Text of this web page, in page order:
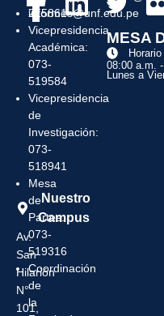
Nuestro
Campus
Av.
San
Hilarión
N°
101,
215861
Vicepresidencia
Académica:
073-
519584
Vicepresidencia
de
Investigación:
073-
518941
Mesa
de
Partes:
073-
519316
Coordinación
de
la
informes@unf.edu.pe
MESA
08:00 a.m.
Lunes a